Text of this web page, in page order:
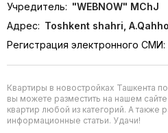
Учредитель: "WEBNOW" MChJ
Адрес: Toshkent shahri,
Регистрация электронного СМИ:
Квартиры в новостройках Ташкента
вы можете разместить на нашем
квартир любой из категорий. А также
информационные статьи. Удачи!